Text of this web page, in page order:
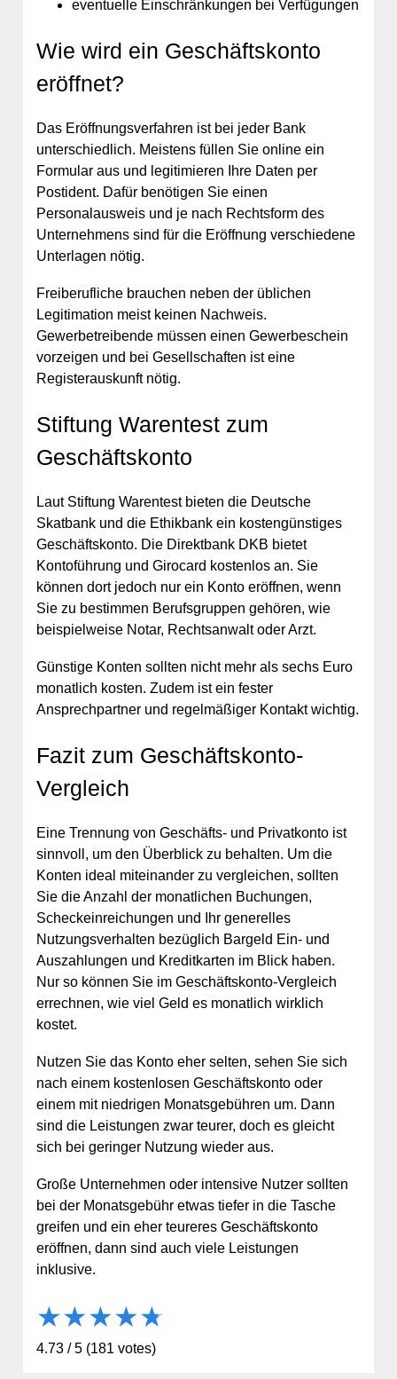
eventuelle Einschränkungen bei Verfügungen
Wie wird ein Geschäftskonto
eröffnet?
Das Eröffnungsverfahren ist bei jeder Bank
unterschiedlich. Meistens füllen Sie online ein
Formular aus und legitimieren Ihre Daten per
Postident. Dafür benötigen Sie einen
Personalausweis und je nach Rechtsform des
Unternehmens sind für die Eröffnung verschiedene
Unterlagen nötig.
Freiberufliche brauchen neben der üblichen
Legitimation meist keinen Nachweis.
Gewerbetreibende müssen einen Gewerbeschein
vorzeigen und bei Gesellschaften ist eine
Registerauskunft nötig.
Stiftung Warentest zum
Geschäftskonto
Laut Stiftung Warentest bieten die Deutsche
Skatbank und die Ethikbank ein kostengünstiges
Geschäftskonto. Die Direktbank DKB bietet
Kontoführung und Girocard kostenlos an. Sie
können dort jedoch nur ein Konto eröffnen, wenn
Sie zu bestimmen Berufsgruppen gehören, wie
beispielweise Notar, Rechtsanwalt oder Arzt.
Günstige Konten sollten nicht mehr als sechs Euro
monatlich kosten. Zudem ist ein fester
Ansprechpartner und regelmäßiger Kontakt wichtig.
Fazit zum Geschäftskonto-
Vergleich
Eine Trennung von Geschäfts- und Privatkonto ist
sinnvoll, um den Überblick zu behalten. Um die
Konten ideal miteinander zu vergleichen, sollten
Sie die Anzahl der monatlichen Buchungen,
Scheckeinreichungen und Ihr generelles
Nutzungsverhalten bezüglich Bargeld Ein- und
Auszahlungen und Kreditkarten im Blick haben.
Nur so können Sie im Geschäftskonto-Vergleich
errechnen, wie viel Geld es monatlich wirklich
kostet.
Nutzen Sie das Konto eher selten, sehen Sie sich
nach einem kostenlosen Geschäftskonto oder
einem mit niedrigen Monatsgebühren um. Dann
sind die Leistungen zwar teurer, doch es gleicht
sich bei geringer Nutzung wieder aus.
Große Unternehmen oder intensive Nutzer sollten
bei der Monatsgebühr etwas tiefer in die Tasche
greifen und ein eher teureres Geschäftskonto
eröffnen, dann sind auch viele Leistungen
inklusive.
★★★★★
4.73 /5 (181 votes)